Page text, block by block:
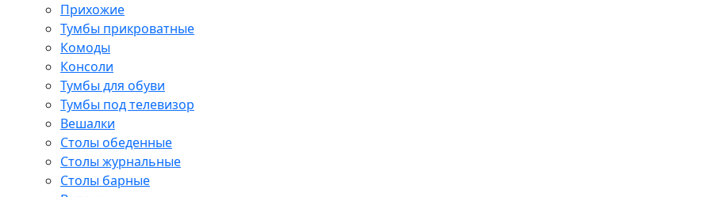
Прихожие
Тумбы прикроватные
Комоды
Консоли
Тумбы для обуви
Тумбы под телевизор
Вешалки
Столы обеденные
Столы журнальные
Столы барные